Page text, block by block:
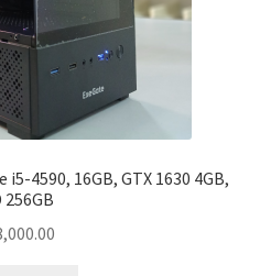
4590, 16GB, GTX 1630 4GB,
256GB